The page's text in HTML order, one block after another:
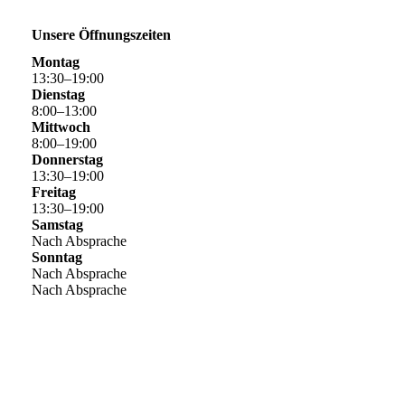
Unsere Öffnungszeiten
Montag
13:30–19:00
Dienstag
8:00–13:00
Mittwoch
8:00–19:00
Donnerstag
13:30–19:00
Freitag
13:30–19:00
Samstag
Nach Absprache
Sonntag
Nach Absprache
Nach Absprache